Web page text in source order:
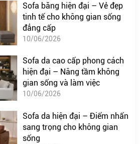
Sofa băng hiện đại – Vẻ đẹp
tinh tế cho không gian sống
đẳng cấp
10/06/2026
Sofa da cao cấp phong cách
hiện đại – Nâng tầm không
gian sống và làm việc
10/06/2026
Sofa da hiện đại – Điểm nhấn
sang trọng cho không gian
sống